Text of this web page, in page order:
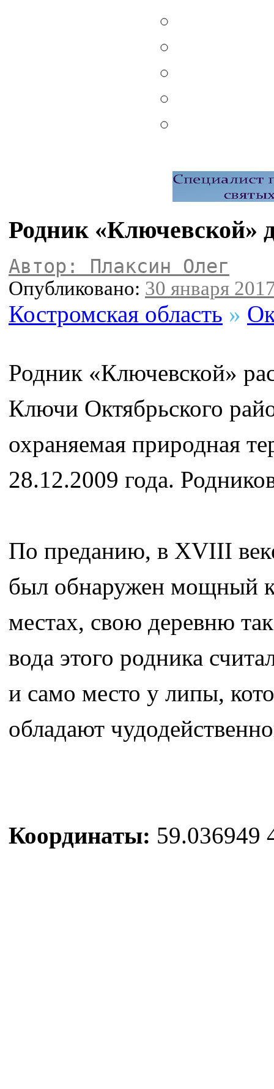
Родник «Ключевской»
Автор: Плаксин Олег
Опубликовано: 30 января
Костромская область »
Родник «Ключевской»
Ключи Октябрьского
охраняемая природная
28.12.2009 года.
По преданию, в XVIII
был обнаружен мощный
местах, свою деревню
вода этого родника
и само место у липы,
обладают
Координаты: 59.036949